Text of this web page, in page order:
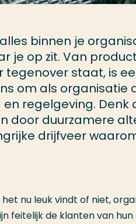
binnen je
je op zit. Van
tegenover staat, is
om als organisatie
regelgeving.
door duurzamere
drijfveer
het nu leuk vindt of niet,
feitelijk de klanten van